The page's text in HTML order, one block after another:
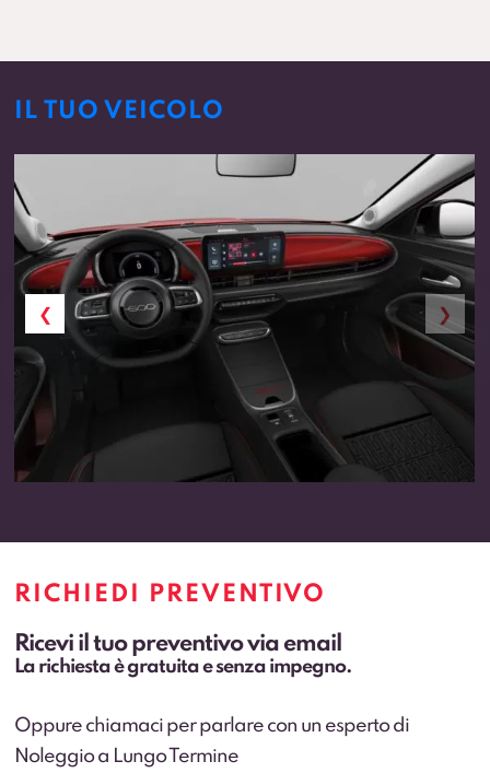
IL TUO VEICOLO
RICHIEDI PREVENTIVO
Ricevi il tuo preventivo via email
La richiesta è gratuita e senza impegno.
Oppure chiamaci per parlare con un esperto di
Noleggio a Lungo Termine